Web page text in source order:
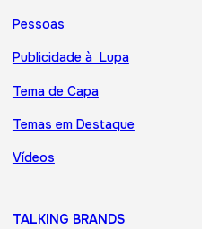
Pessoas
Publicidade à Lupa
Tema de Capa
Temas em Destaque
Vídeos
TALKING BRANDS